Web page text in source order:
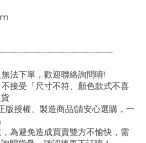
法下單，歡迎聯絡詢問唷!
接受「尺寸不符、顏色款式不喜
版授權、製造商品!請安心選購，一
為避免造成買賣雙方不愉快，需